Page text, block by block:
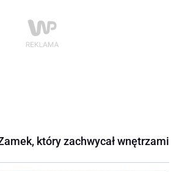
który zachwycał wnętrzami